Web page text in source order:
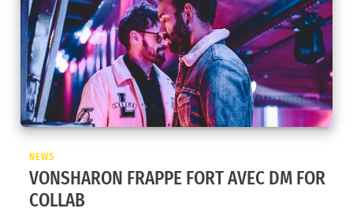
NEWS
VONSHARON FRAPPE FORT AVEC DM FOR
COLLAB